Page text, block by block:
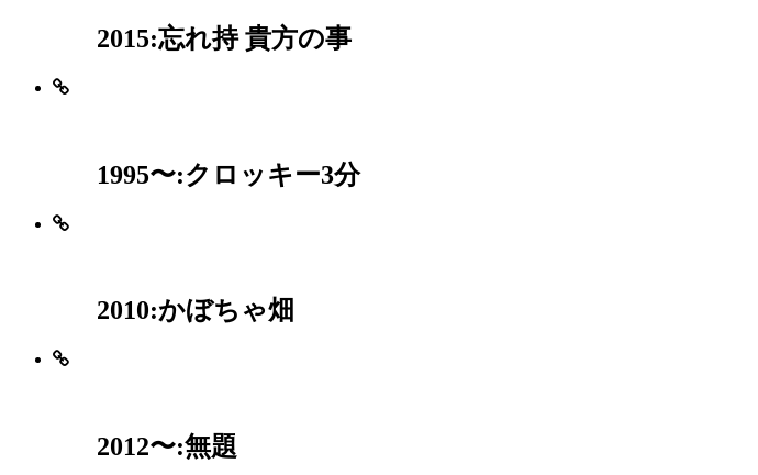
2015:忘れ持 貴方の事
1995〜:クロッキー3分
2010:かぼちゃ畑
2012〜:無題